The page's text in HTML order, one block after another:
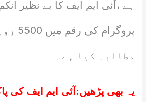
ہے ،آئی ایم ایف کا بے نظیر
مطالبہ کیا ہے۔
یہ بھی پڑھیں: آئی ایم ایف کی